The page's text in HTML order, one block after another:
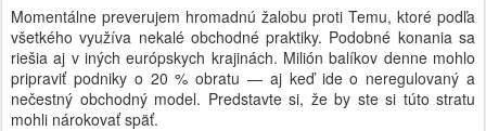
Momentálne preverujem hromadnú žalobu proti Temu, ktoré podľa
všetkého využíva nekalé obchodné praktiky. Podobné konania sa
riešia aj v iných európskych krajinách. Milión balíkov denne mohlo
pripraviť podniky o 20 % obratu — aj keď ide o neregulovaný a
nečestný obchodný model. Predstavte si, že by ste si túto stratu
mohli nárokovať späť.